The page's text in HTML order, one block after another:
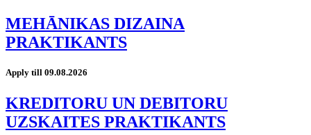
MEHĀNIKAS DIZAINA
PRAKTIKANTS
Apply till 09.08.2026
KREDITORU UN DEBITORU
UZSKAITES PRAKTIKANTS